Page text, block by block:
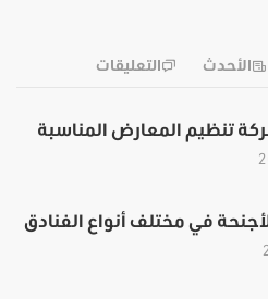
الأحدث التعليقات
تنظيم المعارض المناسبة
في مختلف أنواع الفنادق